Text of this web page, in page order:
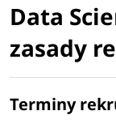
Data
zasady
Terminy